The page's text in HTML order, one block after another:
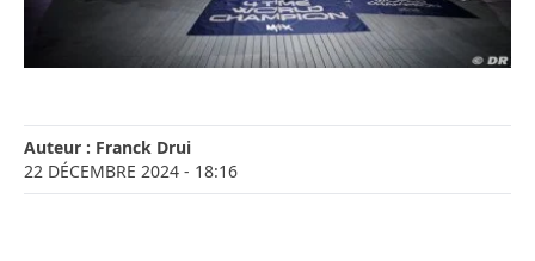
Auteur : Franck Drui
22 DÉCEMBRE 2024 - 18:16